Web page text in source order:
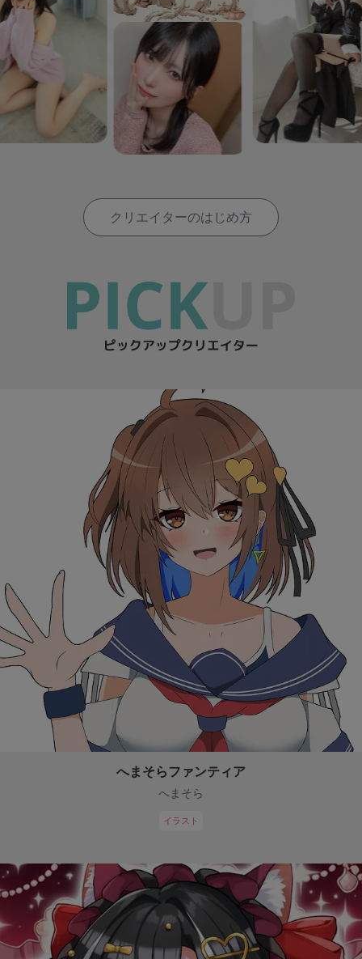
クリエイターのはじめ方
へまそらファンティア
へまそら
イラスト